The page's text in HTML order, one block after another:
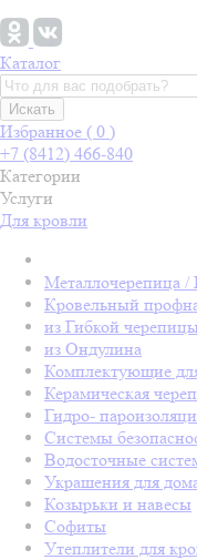
Каталог
Искать
Избранное ( 0 )
+7 (8412) 466-840
Категории
Услуги
Для кровли
Металлочерепица
Кровельный
из Гибкой
из Ондулина
Комплектующие
Керамическая
Гидро-
Системы
Водосточные
Украшения для
Козырьки и навесы
Софиты
Утеплители для